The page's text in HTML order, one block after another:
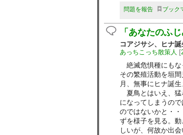
※外部サイトへジ
問題を報告 ブック
「あなたのふ
コアジサシ、ヒナ誕
あっちこっち散策人 [
絶滅危惧種にもな
その繁殖活動を垣
月、無事にヒナ誕生
夏鳥とはいえ、猛
になってしまうの
のではないかと・
ずを様子を見る。
しいが、何故か出